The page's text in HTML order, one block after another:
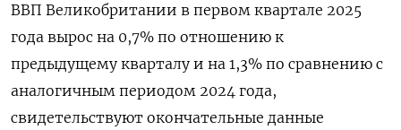
ВВП Великобритании в первом квартале 2025
года вырос на 0,7% по отношению к
предыдущему кварталу и на 1,3% по сравнению с
аналогичным периодом 2024 года,
свидетельствуют окончательные данные